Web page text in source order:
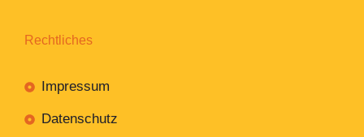
Rechtliches
Impressum
Datenschutz